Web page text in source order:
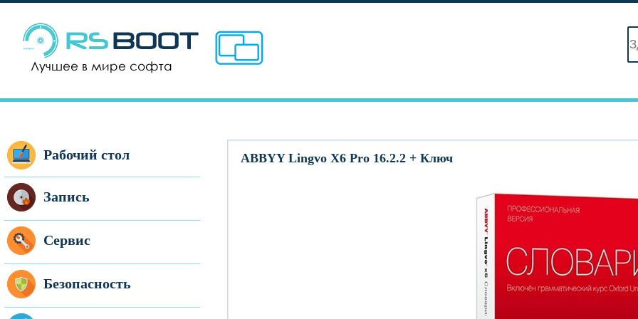
Рабочий стол
Запись
Сервис
Безопасность
ABBYY Lingvo X6 Pro 16.2.2 + Ключ